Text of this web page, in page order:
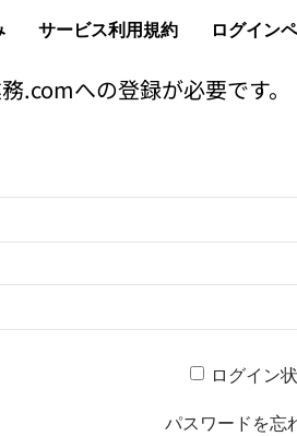
サービス利用規約 ログイン
.comへの登録が必要です
ログイン
パスワードを忘